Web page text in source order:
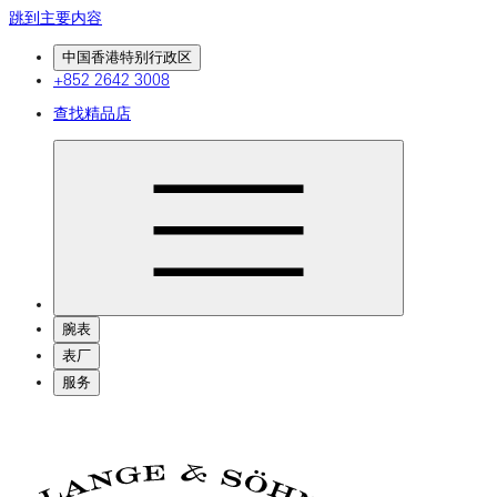
跳到主要内容
中国香港特别行政区
+852 2642 3008
查找精品店
腕表
表厂
服务